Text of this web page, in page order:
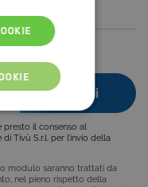
presto il consenso al
Tivù S.r.l. per l’invio della
modulo saranno trattati da
nel pieno rispetto della